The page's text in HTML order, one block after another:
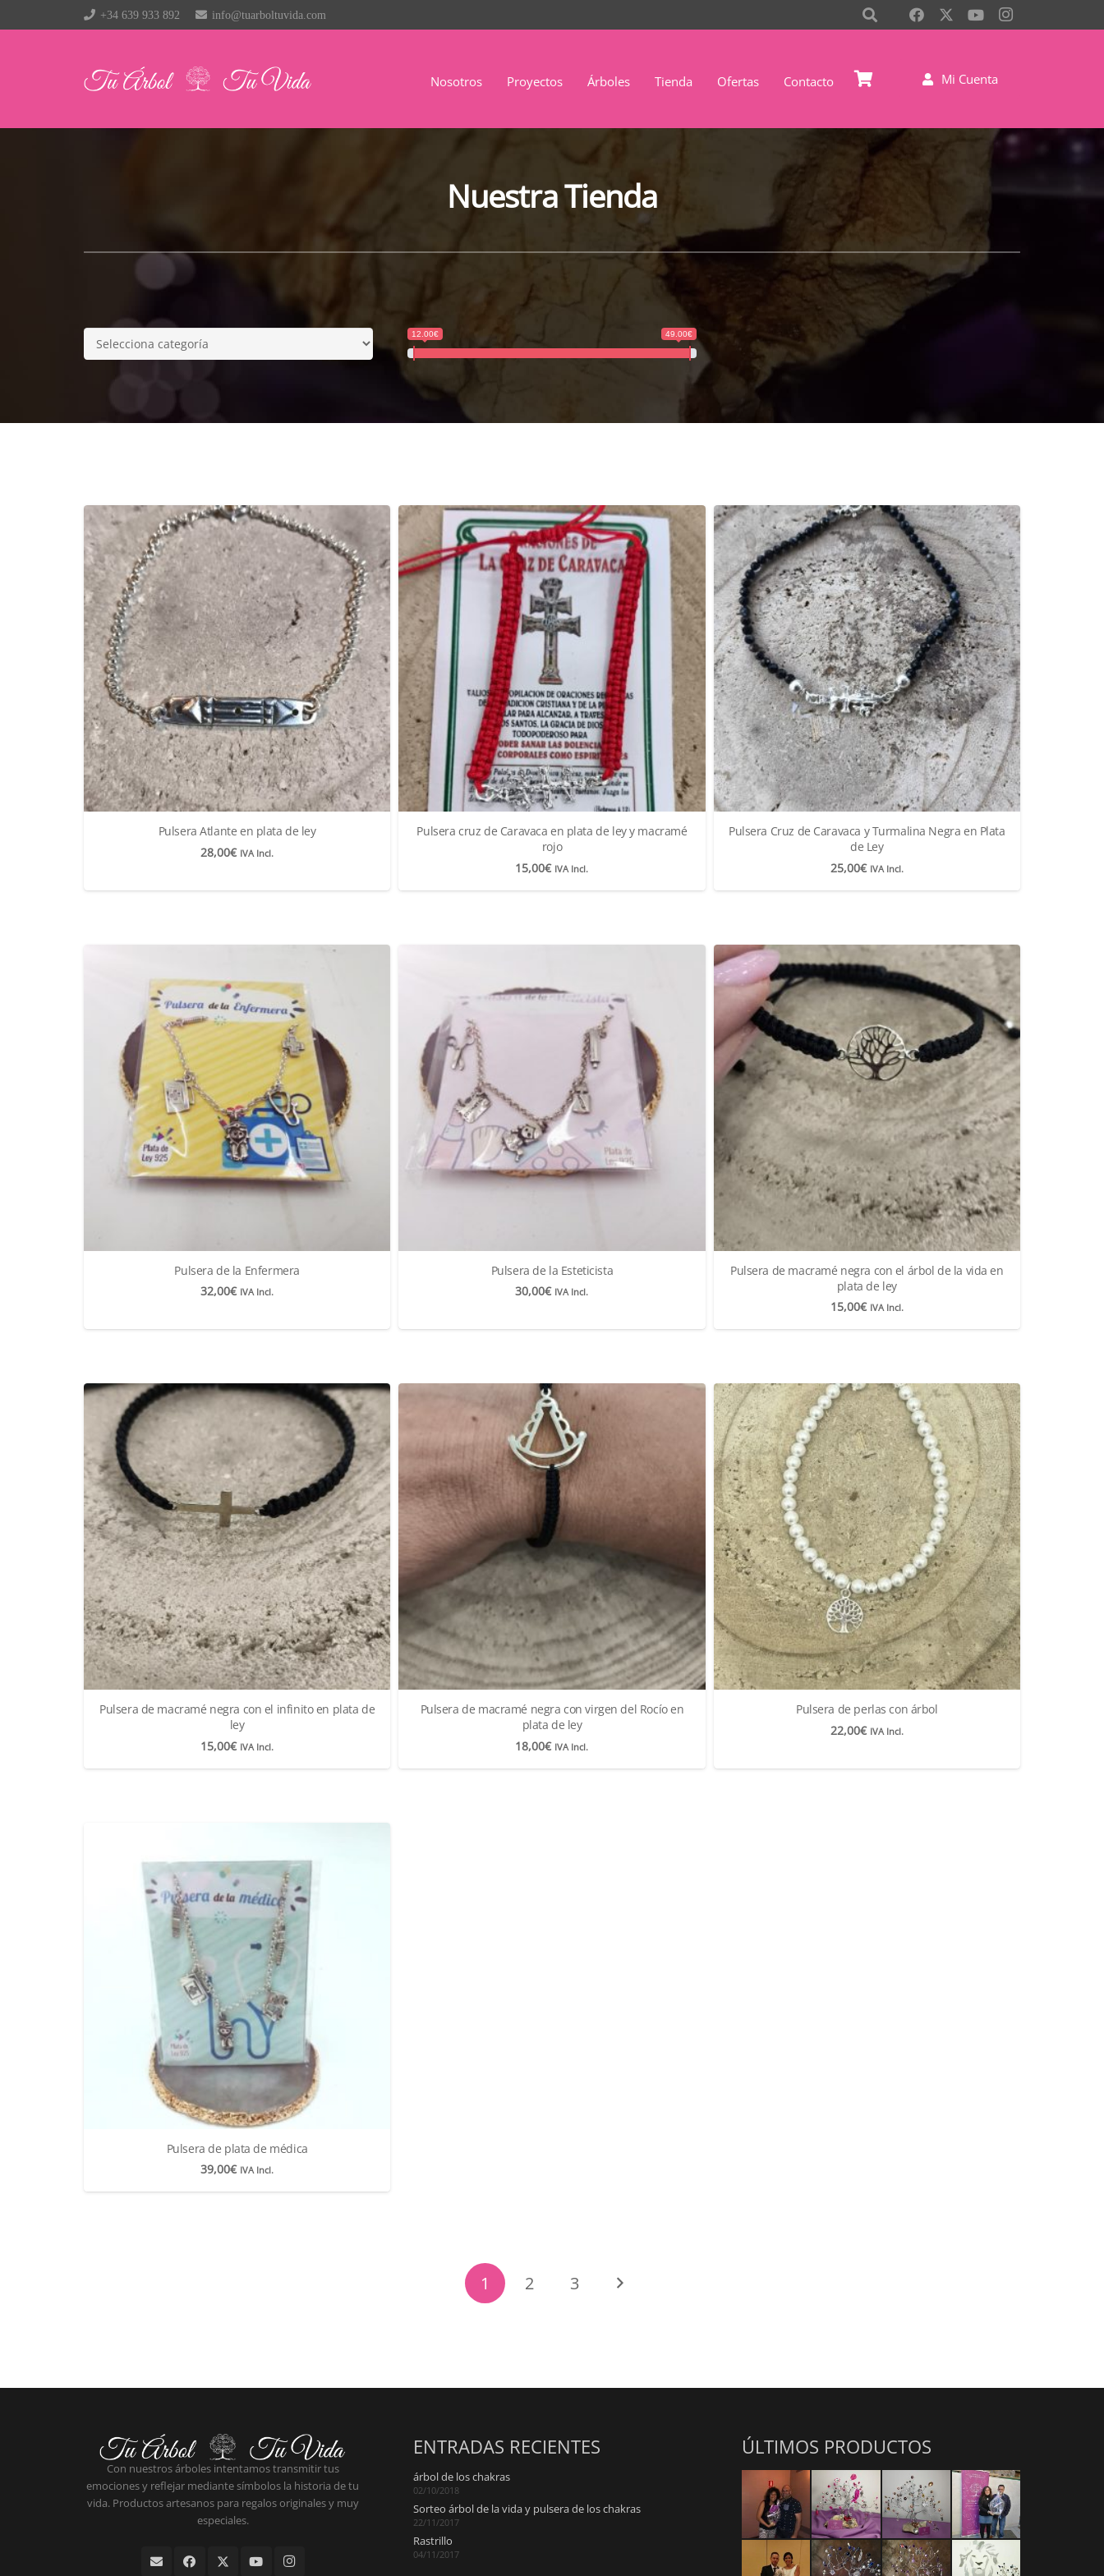
+34 639 933 892 info@tuarboltuvida.com
Nosotros Proyectos Árboles Tienda Ofertas Contacto Mi Cuenta
Nuestra Tienda
12.00€ 49.00€
Pulsera Atlante en plata de ley
28,00€ IVA Incl.
Pulsera cruz de Caravaca en plata de ley y macramé
rojo
15,00€ IVA Incl.
Pulsera Cruz de Caravaca y Turmalina Negra en Plata
de Ley
25,00€ IVA Incl.
Pulsera de la Enfermera
32,00€ IVA Incl.
Pulsera de la Esteticista
30,00€ IVA Incl.
Pulsera de macramé negra con el árbol de la vida en
plata de ley
15,00€ IVA Incl.
Pulsera de macramé negra con el infinito en plata de
ley
15,00€ IVA Incl.
Pulsera de macramé negra con virgen del Rocío en
plata de ley
18,00€ IVA Incl.
Pulsera de perlas con árbol
22,00€ IVA Incl.
Pulsera de plata de médica
39,00€ IVA Incl.
1 2 3
Con nuestros árboles intentamos transmitir tus
emociones y reflejar mediante símbolos la historia de tu
vida. Productos artesanos para regalos originales y muy
especiales.
ENTRADAS RECIENTES
árbol de los chakras
02/10/2018
Sorteo árbol de la vida y pulsera de los chakras
22/11/2017
Rastrillo
04/11/2017
ÚLTIMOS PRODUCTOS